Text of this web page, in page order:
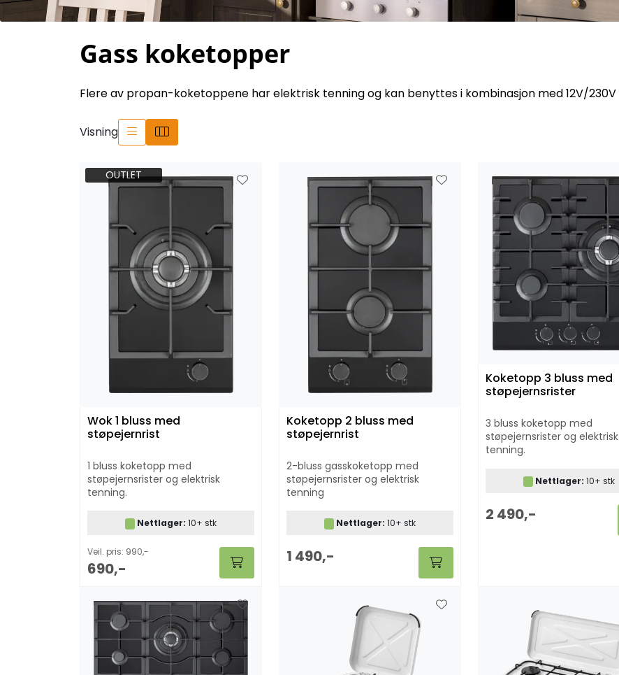
Gass koketopper
Flere av propan-koketoppene har elektrisk tenning og kan benyttes i kombinasjon med 12V/230V
Visning
OUTLET
Wok 1 bluss med
støpejernrist
1 bluss koketopp med
støpejernsrister og elektrisk
tenning.
Nettlager: 10+ stk
Veil. pris: 990,-
690,-
Koketopp 2 bluss med
støpejernrist
2-bluss gasskoketopp med
støpejernsrister og elektrisk
tenning
Nettlager: 10+ stk
1 490,-
Koketopp 3 bluss med
støpejernsrister
3 bluss koketopp med
støpejernsrister og elektrisk
tenning.
Nettlager: 10+ stk
2 490,-